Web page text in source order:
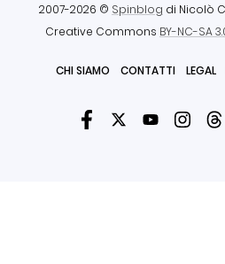
2007-2026 © Spinblog di Nicolò
Creative Commons BY-NC-SA
CHI SIAMO CONTATTI LEGAL